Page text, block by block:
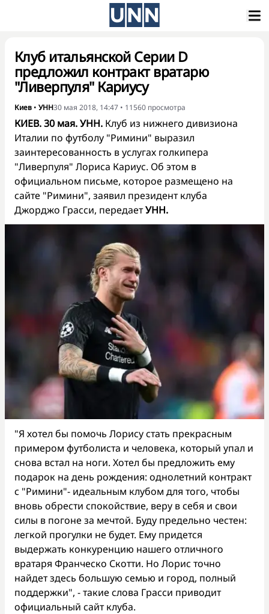
Клуб итальянской Серии D
предложил контракт вратарю
"Ливерпуля" Кариусу
Киев • УНН30 мая 2018, 14:47 • 11560 просмотра
КИЕВ. 30 мая. УНН. Клуб из нижнего дивизиона
Италии по футболу "Римини" выразил
заинтересованность в услугах голкипера
"Ливерпуля" Лориса Кариус. Об этом в
официальном письме, которое размещено на
сайте "Римини", заявил президент клуба
Джорджо Грасси, передаетУНН.
"Я хотел бы помочь Лорису стать прекрасным
примером футболиста и человека, который упал и
снова встал на ноги. Хотел бы предложить ему
подарок на день рождения: однолетний контракт
с "Римини"- идеальным клубом для того, чтобы
вновь обрести спокойствие, веру в себя и свои
силы в погоне за мечтой. Буду предельно честен:
легкой прогулки не будет. Ему придется
выдержать конкуренцию нашего отличного
вратаря Франческо Скотти. Но Лорис точно
найдет здесь большую семью и город, полный
поддержки", - такие слова Грасси приводит
официальный сайт клуба.